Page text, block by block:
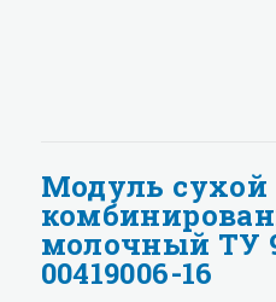
Модуль сухой
молочный ТУ
00419006-16